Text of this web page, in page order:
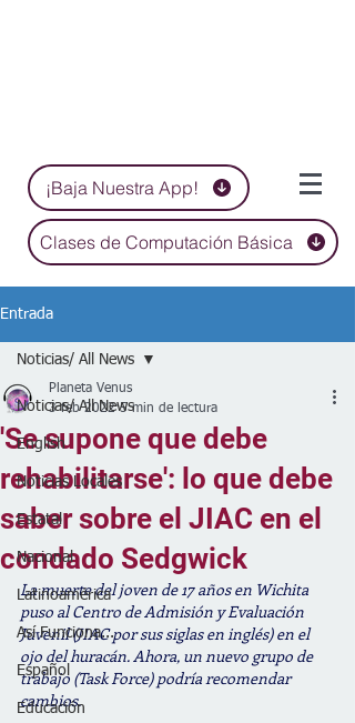
¡Baja Nuestra App!
Clases de Computación Básica
Entrada
Noticias/ All News
English
Noticias Locales
Estatal
Nacional
Latinoamérica
Así Funciona...
Español
Educación
Noticias/ All News
'Se supone que debe
rehabilitarse': lo que debe
saber sobre el JIAC en el
condado Sedgwick
Planeta Venus
3 feb 2022 5 min de lectura
La muerte del joven de 17 años en Wichita
puso al Centro de Admisión y Evaluación
Juvenil (JIAC por sus siglas en inglés) en el
ojo del huracán. Ahora, un nuevo grupo de
trabajo (Task Force) podría recomendar
cambios.